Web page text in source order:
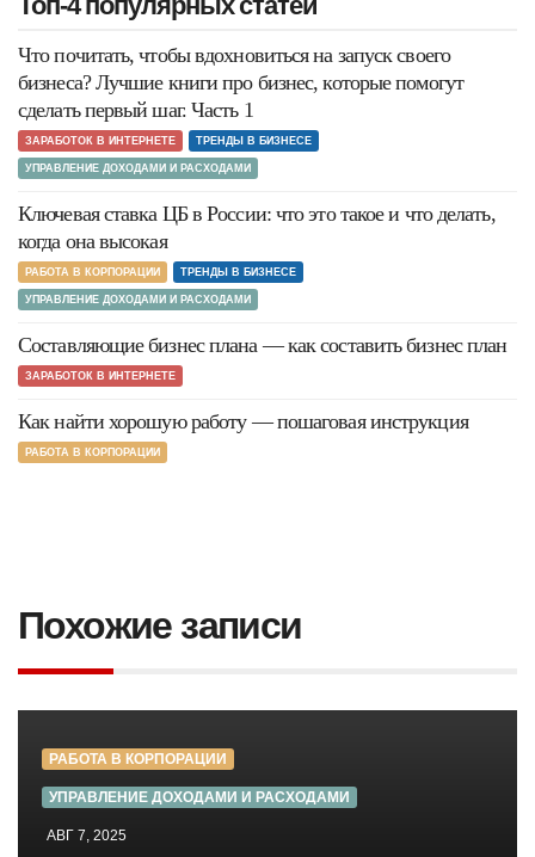
Что почитать, чтобы вдохновиться на запуск своего
бизнеса? Лучшие книги про бизнес, которые помогут
сделать первый шаг. Часть 1
ЗАРАБОТОК В ИНТЕРНЕТЕ ТРЕНДЫ В БИЗНЕСЕ
УПРАВЛЕНИЕ ДОХОДАМИ И РАСХОДАМИ
Ключевая ставка ЦБ в России: что это такое и что делать,
когда она высокая
РАБОТА В КОРПОРАЦИИ ТРЕНДЫ В БИЗНЕСЕ
УПРАВЛЕНИЕ ДОХОДАМИ И РАСХОДАМИ
Составляющие бизнес плана — как составить бизнес план
ЗАРАБОТОК В ИНТЕРНЕТЕ
Как найти хорошую работу — пошаговая инструкция
РАБОТА В КОРПОРАЦИИ
Похожие записи
РАБОТА В КОРПОРАЦИИ
УПРАВЛЕНИЕ ДОХОДАМИ И РАСХОДАМИ
АВГ 7, 2025